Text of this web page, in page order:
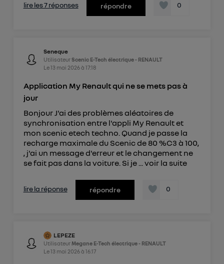
lire les 7 réponses répondre 0
Seneque
UtilisateurScenic E-Tech électrique - RENAULT
Le13 mai 2026à 17:18
Application My Renault qui ne se mets pas à
jour
Bonjour J'ai des problèmes aléatoires de
synchronisation entre l'appli My Renault et
mon scenic etech techno. Quand je passe la
recharge maximale du Scenic de 80 %C3 à 100,
, j'ai un message d'erreur et le changement ne
se fait pas dans la voiture. Si je ... voir la suite
lire la réponse répondre 0
LEPEZE
Utilisateur Megane E-Tech électrique - RENAULT
Le13 mai 2026à 16:17